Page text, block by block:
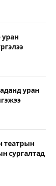
уран
уран
театрын
сургалтад